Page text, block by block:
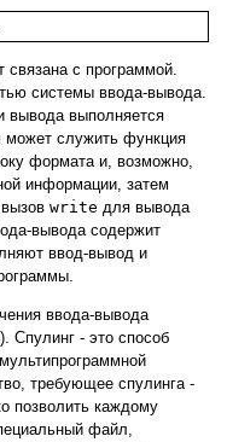
связана с программой.
системы ввода-вывода.
вывода выполняется
служить функция
формата и, возможно,
информации, затем
write для вывода
вывода содержит
ввод-вывод и
ввода-вывода
Спулинг - это способ
требующее спулинга -
позволить каждому
файл,